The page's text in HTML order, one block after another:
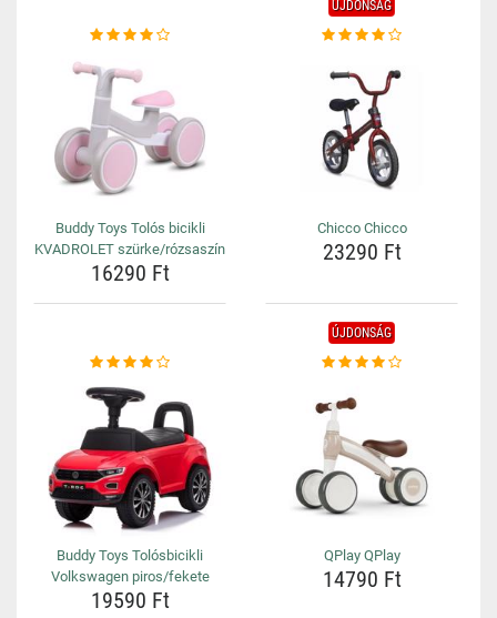
Buddy Toys Tolós bicikli
KVADROLET szürke/rózsaszín
16290 Ft
ÚJDONSÁG
Chicco Chicco
23290 Ft
Buddy Toys Tolósbicikli
Volkswagen piros/fekete
19590 Ft
ÚJDONSÁG
QPlay QPlay
14790 Ft